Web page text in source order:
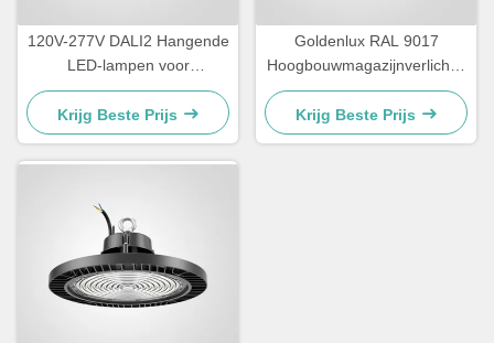
120V-277V DALI2 Hangende
LED-lampen voor
magazijnen IP65 waterdicht
Krijg Beste Prijs
Goldenlux RAL 9017
Hoogbouwmagazijnverlichtin
g SMD2835 Industriële
hoogbouwverlichting
Krijg Beste Prijs